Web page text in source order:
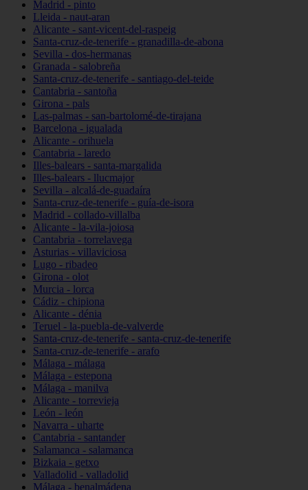
Madrid - pinto
Lleida - naut-aran
Alicante - sant-vicent-del-raspeig
Santa-cruz-de-tenerife - granadilla-de-abona
Sevilla - dos-hermanas
Granada - salobreña
Santa-cruz-de-tenerife - santiago-del-teide
Cantabria - santoña
Girona - pals
Las-palmas - san-bartolomé-de-tirajana
Barcelona - igualada
Alicante - orihuela
Cantabria - laredo
Illes-balears - santa-margalida
Illes-balears - llucmajor
Sevilla - alcalá-de-guadaíra
Santa-cruz-de-tenerife - guía-de-isora
Madrid - collado-villalba
Alicante - la-vila-joiosa
Cantabria - torrelavega
Asturias - villaviciosa
Lugo - ribadeo
Girona - olot
Murcia - lorca
Cádiz - chipiona
Alicante - dénia
Teruel - la-puebla-de-valverde
Santa-cruz-de-tenerife - santa-cruz-de-tenerife
Santa-cruz-de-tenerife - arafo
Málaga - málaga
Málaga - estepona
Málaga - manilva
Alicante - torrevieja
León - león
Navarra - uharte
Cantabria - santander
Salamanca - salamanca
Bizkaia - getxo
Valladolid - valladolid
Málaga - benalmádena